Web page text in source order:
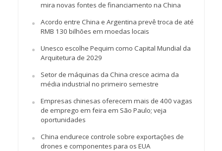
mira novas fontes de financiamento na China
Acordo entre China e Argentina prevê troca de até
RMB 130 bilhões em moedas locais
Unesco escolhe Pequim como Capital Mundial da
Arquitetura de 2029
Setor de máquinas da China cresce acima da
média industrial no primeiro semestre
Empresas chinesas oferecem mais de 400 vagas
de emprego em feira em São Paulo; veja
oportunidades
China endurece controle sobre exportações de
drones e componentes para os EUA